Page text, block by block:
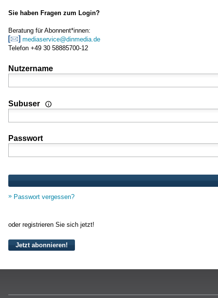
Sie haben Fragen zum Login?
Beratung für Abonnent*innen:
mediaservice@dinmedia.de
Telefon +49 30 58885700-12
Nutzername
Subuser Wenn Sie Nutzer einer Mehrplatz- oder Standortlizenz
Passwort
Passwort vergessen?
oder registrieren Sie sich jetzt!
Jetzt abonnieren!